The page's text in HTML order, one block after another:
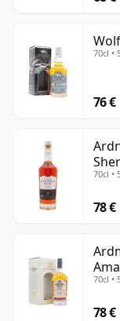
70cl •
76 €
70cl •
78 €
70cl •
78 €